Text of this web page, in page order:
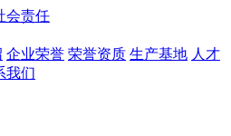
会责任
企业荣誉 荣誉资质 生产基地 人才
我们